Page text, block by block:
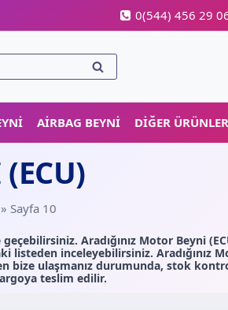
0(544) 456 29
ARA
AIRBAG BEYNI DIĞER ÜRÜNLER
» Sayfa 10
Aradığınız Motor Beyni
listeden inceleyebilirsiniz. Aradığınız
bize ulaşmanız durumunda, stok
teslim edilir.